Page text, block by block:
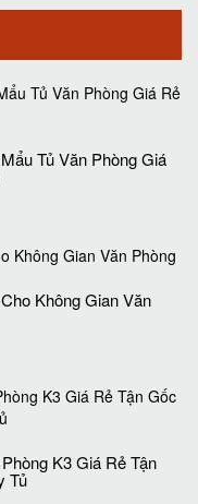
Tủ Văn Phòng Giá
Không Gian Văn
K3 Giá Rẻ Tận
Tủ